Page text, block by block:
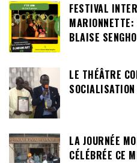
FESTIVAL
BLAISE
LE THÉÂTRE
LA JOURNÉE
CÉLÉBRÉE CE